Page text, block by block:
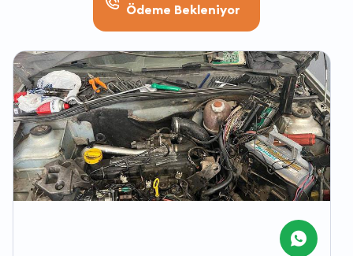
Ödeme Bekleniyor